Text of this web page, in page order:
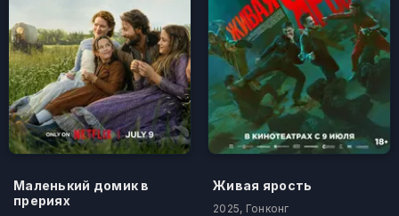
Маленький домик в
прериях
Живая ярость
2025, Гонконг